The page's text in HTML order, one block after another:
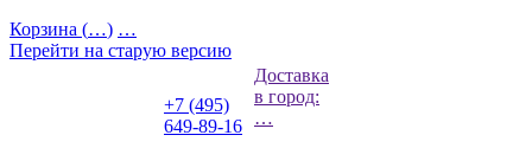
Корзина (…) …
Перейти на старую версию
+7 (495)
649-89-16
Доставка
в город:
…